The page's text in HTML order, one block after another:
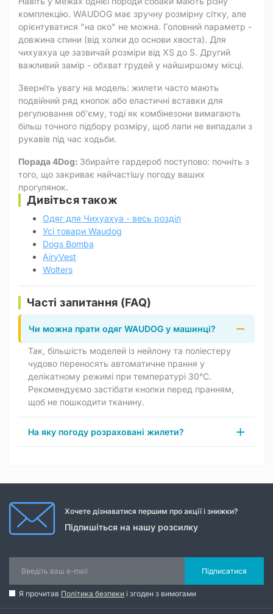
комплекцію. WAUDOG має зручну розмірну сітку, але
орієнтуватися "на око" не можна. Головний параметр -
довжина спини (від холки до основи хвоста). Для
чихуахуа це зазвичай розміри від XS до S. Другий
важливий замір - обхват грудей у найширшому місці.
Зверніть увагу на модель: жилети часто мають
подвійний ряд кнопок або еластичні вставки для
регулювання об'єму, тоді як комбінезони вимагають
більш точного підбору розміру, щоб лапи не випадали з
рукавів під час ходьби.
Порада 4Dog: Збирайте гардероб поступово: почніть з
того, що закриває найчастішу погоду ваших
прогулянок.
Дивіться також
Одяг для Чихуахуа - весь розділ
Усі товари Waudog
Dogs Bomba
AiryVest
Wolters
Часті запитання (FAQ)
Чи можна прати одяг WAUDOG у машинці?
Так, більшість моделей із нейлону та поліестеру
чудово переносять автоматичне прання у
делікатному режимі при температурі 30°C.
Рекомендуємо застібати кнопки перед пранням,
щоб не пошкодити тканину.
На яку погоду розраховані жилети?
Хочете дізнаватися першим про акції і знижки?
Підпишіться на нашу розсилку
Підписатися
Я прочитав Політика безпеки і згоден з вимогами